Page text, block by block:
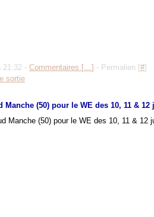
21:32 - Commentaires […] - Permalien [#]
sortie
(50) pour le WE des 10, 11 & 12